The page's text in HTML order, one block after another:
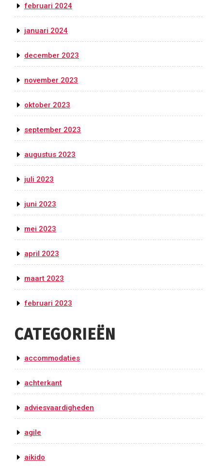
februari 2024
januari 2024
december 2023
november 2023
oktober 2023
september 2023
augustus 2023
juli 2023
juni 2023
mei 2023
april 2023
maart 2023
februari 2023
CATEGORIEËN
accommodaties
achterkant
adviesvaardigheden
agile
aikido